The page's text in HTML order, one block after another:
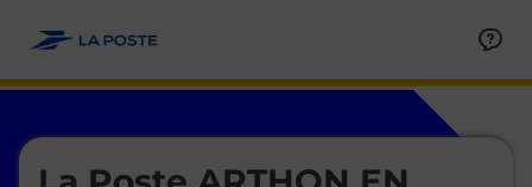
Le lien s'ouvre dans un nouvel onglet